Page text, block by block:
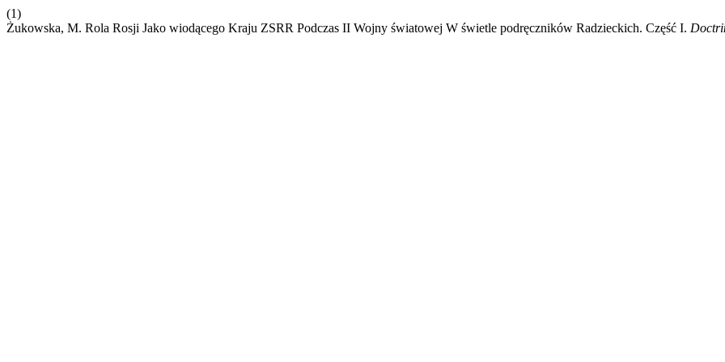
(1)
Żukowska, M. Rola Rosji Jako wiodącego Kraju ZSRR Podczas II Wojny światowej W świetle podręczników Radzieckich. Część I.